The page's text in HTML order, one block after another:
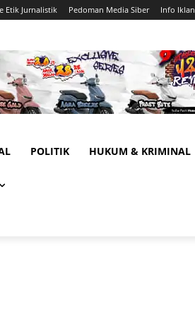
Etik Jurnalistik Pedoman Media Siber Info Iklan
POLITIK HUKUM & KRIMINAL